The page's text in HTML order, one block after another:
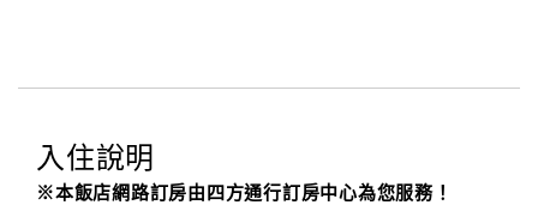
入住說明
※本飯店網路訂房由四方通行訂房中心為您服務！